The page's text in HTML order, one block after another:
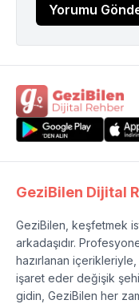
Yorumu
GeziBilen Dijital
GeziBilen, keşfetmek
arkadaşıdır.
hazırlanan
işaret eder değişik
gidin, GeziBilen her